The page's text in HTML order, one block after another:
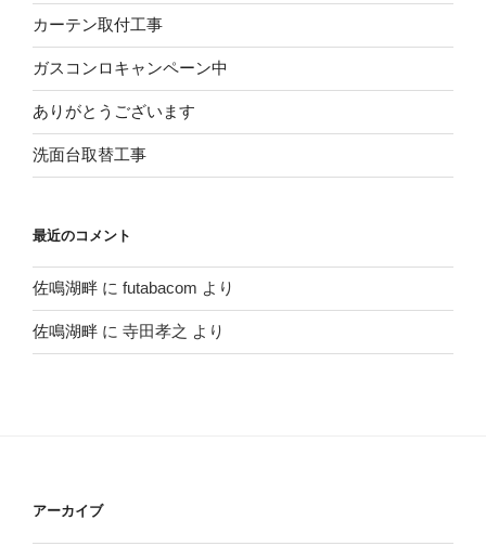
カーテン取付工事
ガスコンロキャンペーン中
ありがとうございます
洗面台取替工事
最近のコメント
佐鳴湖畔 に futabacom より
佐鳴湖畔 に 寺田孝之 より
アーカイブ